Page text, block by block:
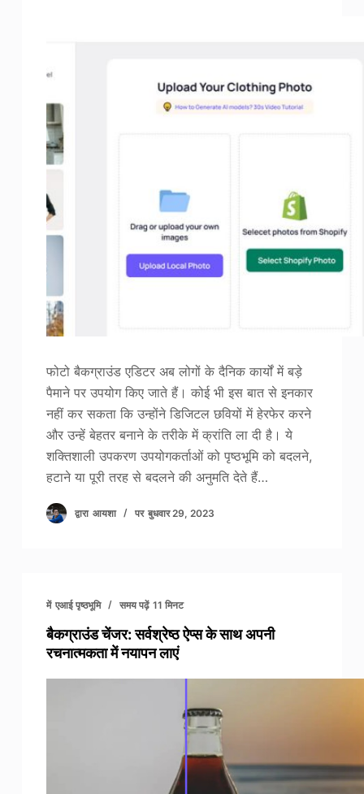
फोटो बैकग्राउंड एडिटर अब लोगों के दैनिक कार्यों में बड़े
पैमाने पर उपयोग किए जाते हैं। कोई भी इस बात से इनकार
नहीं कर सकता कि उन्होंने डिजिटल छवियों में हेरफेर करने
और उन्हें बेहतर बनाने के तरीके में क्रांति ला दी है। ये
शक्तिशाली उपकरण उपयोगकर्ताओं को पृष्ठभूमि को बदलने,
हटाने या पूरी तरह से बदलने की अनुमति देते हैं…
द्वारा आयशा पर बुधवार 29, 2023
में एआई पृष्ठभूमि समय पढ़ें 11 मिनट
बैकग्राउंड चेंजर: सर्वश्रेष्ठ ऐप्स के साथ अपनी
रचनात्मकता में नयापन लाएं